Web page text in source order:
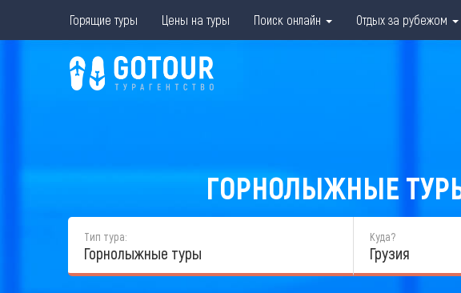
Горящие туры Цены на туры Поиск онлайн Отдых за рубежом
ГОРНОЛЫЖНЫЕ
Тип тура:
Горнолыжные туры
Куда?
Грузия